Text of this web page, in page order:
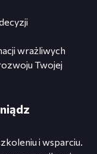
wrażliwych
Twojej
i wsparciu.